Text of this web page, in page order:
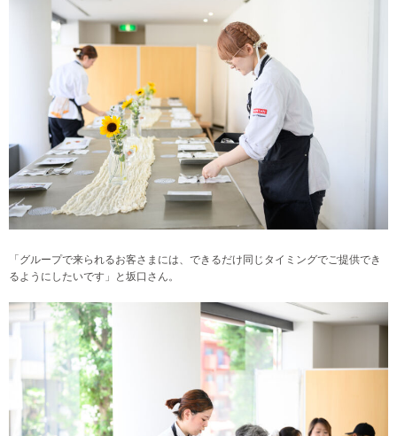
「グループで来られるお客さまには、できるだけ同じタイミングでご提供でき
るようにしたいです」と坂口さん。